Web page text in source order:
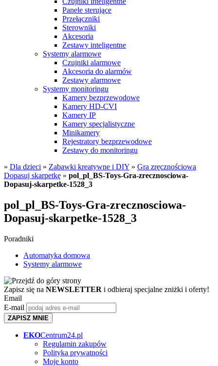
Panele sterujące
Przełączniki
Sterowniki
Akcesoria
Zestawy inteligentne
Systemy alarmowe
Czujniki alarmowe
Akcesoria do alarmów
Zestawy alarmowe
Systemy monitoringu
Kamery bezprzewodowe
Kamery HD-CVI
Kamery IP
Kamery specjalistyczne
Minikamery
Rejestratory bezprzewodowe
Zestawy do monitoringu
» Dla dzieci » Zabawki kreatywne i DIY » Gra zręcznościowa
Dopasuj skarpetkę » pol_pl_BS-Toys-Gra-zrecznosciowa-
Dopasuj-skarpetke-1528_3
pol_pl_BS-Toys-Gra-zrecznosciowa-
Dopasuj-skarpetke-1528_3
Poradniki
Automatyka domowa
Systemy alarmowe
Zapisz się na NEWSLETTER i odbieraj specjalne zniżki i oferty!
Email
E-mail
ZAPISZ MNIE
EKOCentrum24.pl
Regulamin zakupów
Polityka prywatności
Moje konto